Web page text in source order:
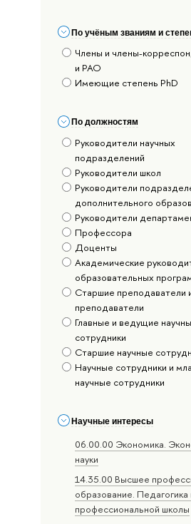
По учёным званиям и
Члены и члены-
и РАО
Имеющие степень PhD
По должностям
Руководители научных
подразделений
Руководители школ
Руководители
дополнительного
Руководители
Профессора
Доценты
Академические
образовательных
Старшие преподаватели
преподаватели
Главные и ведущие
сотрудники
Старшие научные
Научные сотрудники и
научные сотрудники
Научные интересы
06.00.00 Экономика.
науки
14.35.00 Высшее
образование.
профессиональной школы